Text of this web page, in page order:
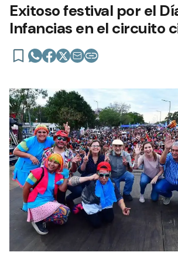
Exitoso festival por el
Infancias en el circuito